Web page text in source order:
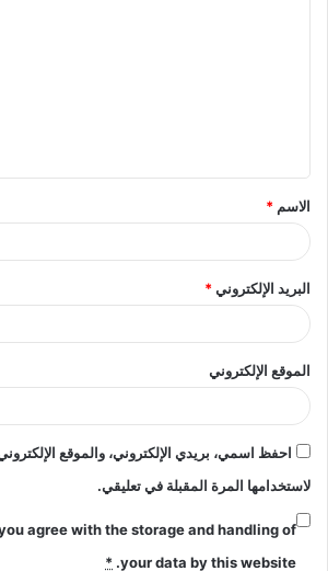
ق
*
الاسم *
البريد الإلكتروني*
الموقع الإلكتروني
احفظ اسمي، بريدي الإلكتروني، والموقع
لاستخدامها المرة المقبلة في تعليقي.
agree with the storage and handling of
your data by this website.
*